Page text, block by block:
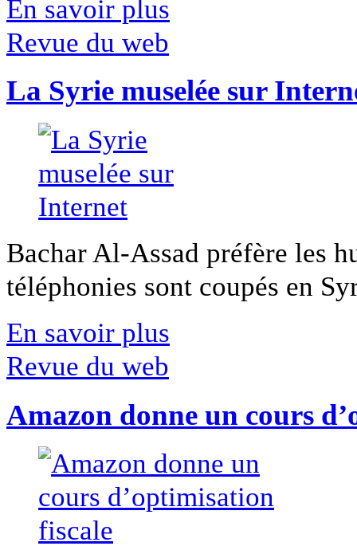
En savoir plus
Revue du web
La Syrie muselée sur
Bachar Al-Assad préfère les
téléphonies sont coupés en
En savoir plus
Revue du web
Amazon donne un cours